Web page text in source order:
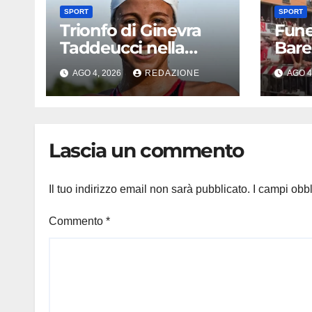
SPORT
Trionfo di Ginevra
Taddeucci nella
Senna, oro europeo
e la stoccata sul
fiume di Parigi: ‘Era
AGO 4, 2026 REDAZIONE
SPORT
AGO
Lascia un commento
Il tuo indirizzo email non sarà pubblicato. I campi
Commento *